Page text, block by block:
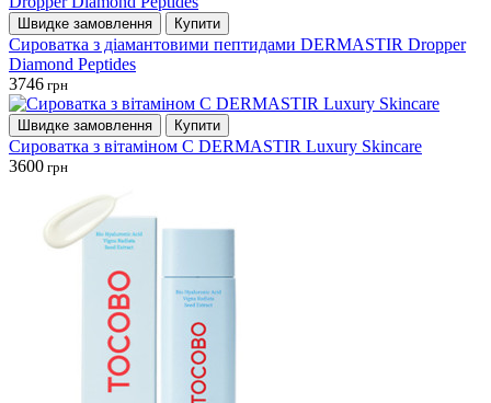
Швидке замовлення Купити
Сироватка з діамантовими пептидами DERMASTIR Dropper
Diamond Peptides
3746 грн
Швидке замовлення Купити
Сироватка з вітаміном С DERMASTIR Luxury Skincare
3600 грн